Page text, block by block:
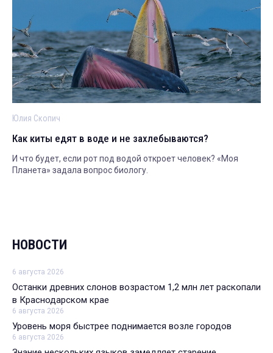
Юлия Скопич
Как киты едят в воде и не захлебываются?
И что будет, если рот под водой откроет человек? «Моя
Планета» задала вопрос биологу.
НОВОСТИ
6 августа 2026
Останки древних слонов возрастом 1,2 млн лет раскопали
в Краснодарском крае
6 августа 2026
Уровень моря быстрее поднимается возле городов
6 августа 2026